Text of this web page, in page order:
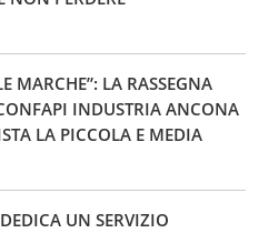
MARCHE”: LA RASSEGNA
INDUSTRIA ANCONA
LA PICCOLA E MEDIA
UN SERVIZIO